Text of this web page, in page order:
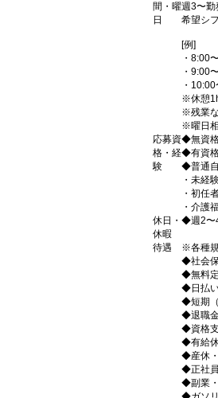
間・曜
日
週3〜勤
希望シ
[例]
・8:00
・9:00
・
※休憩
※残業
※曜日
応募資
格・経
験
◆無資
◆有資
◆普通
・未経
・初任
・介護
休日・
休暇
◆週2〜
待遇
※各種
◆社会
◆無料
◆日払
◆短期
◆退職
◆資格支
◆有給
◆産休
◆正社
◆副業・